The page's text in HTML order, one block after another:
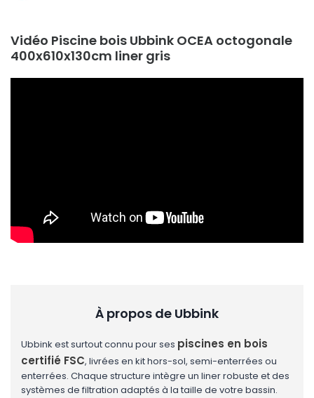
Vidéo Piscine bois Ubbink OCEA octogonale
400x610x130cm liner gris
À propos de Ubbink
Ubbink est surtout connu pour ses piscines en bois
certifié FSC, livrées en kit hors-sol, semi-enterrées ou
enterrées. Chaque structure intègre un liner robuste et des
systèmes de filtration adaptés à la taille de votre bassin.